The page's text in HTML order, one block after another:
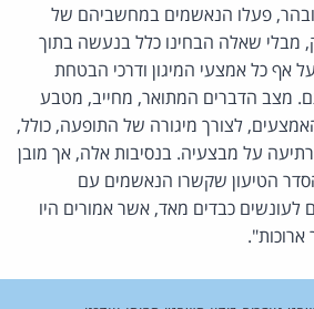
פעלו הנאשמים במחשביהם של
מבלי שאלה הבחינו כלל בנעשה בתוך
אף כל אמצעי המיגון ודרכי הבטחת
מצב הדברים המתואר, מחייב, מטבע
לצורך מיגורה של התופעה, כולל,
על מבצעיה. בנסיבות אלה, אך מובן
הטיעון שקשרו הנאשמים עם
לעונשים כבדים מאד, אשר אמורים היו